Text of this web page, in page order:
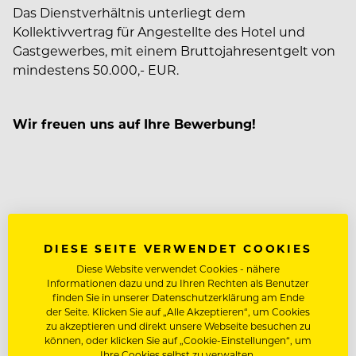
Das Dienstverhältnis unterliegt dem
Kollektivvertrag für Angestellte des Hotel und
Gastgewerbes, mit einem Bruttojahresentgelt von
mindestens 50.000,- EUR.
Wir freuen uns auf Ihre Bewerbung!
Über Konen & Lorenzen
Bereit für etwas Neues?
Für unseren Auftraggeber suchen wir geeignete
DIESE SEITE VERWENDET COOKIES
Diese Website verwendet Cookies - nähere
Informationen dazu und zu Ihren Rechten als Benutzer
finden Sie in unserer Datenschutzerklärung am Ende
der Seite. Klicken Sie auf „Alle Akzeptieren“, um Cookies
zu akzeptieren und direkt unsere Webseite besuchen zu
können, oder klicken Sie auf „Cookie-Einstellungen“, um